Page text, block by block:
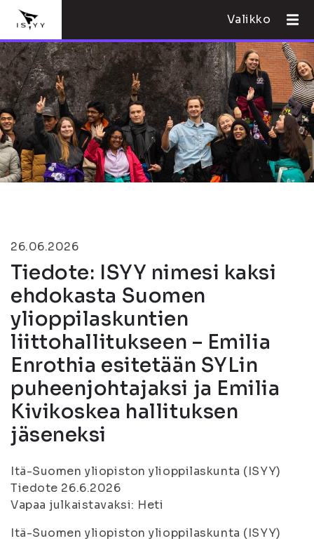
Valikko
26.06.2026
Tiedote: ISYY nimesi kaksi
ehdokasta Suomen
ylioppilaskuntien
liittohallitukseen – Emilia
Enrothia esitetään SYLin
puheenjohtajaksi ja Emilia
Kivikoskea hallituksen
jäseneksi
Itä-Suomen yliopiston ylioppilaskunta (ISYY)
Tiedote 26.6.2026
Vapaa julkaistavaksi: Heti
Itä-Suomen yliopiston ylioppilaskunta (ISYY)